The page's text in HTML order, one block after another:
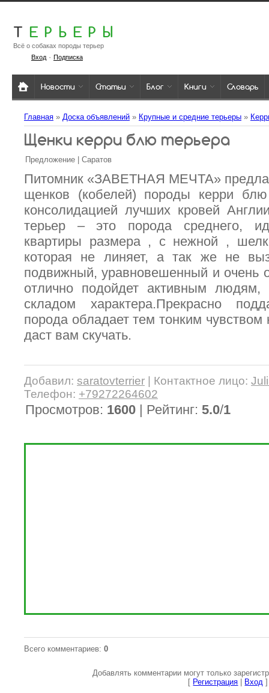
Т ЕРЬЕРЫ
Всё о собаках породы терьер
Вход· Подписка
Новости Статьи Блог Книги Словарь
Главная » Доска объявлений » Крупные и средние терьеры »
Щенки керри блю терьера
Предложение | Саратов
Питомник «ЗАВЕТНАЯ МЕЧТА»
щенков (кобелей) породы керри
консолидацией лучших кровей
терьер – это порода среднего,
квартиры размера , с нежной ,
которая не линяет, а так же не
подвижный, уравновешенный и очень
отлично подойдет активным
складом характера.Прекрасно
порода обладает тем тонким
даст вам скучать.
Добавил: saratovterrier Контактное лицо:
Телефон: +79272264602
Просмотров: 1600 | Рейтинг: 5.0/1
Всего комментариев: 0
Добавлять комментарии могут только
[ Регистрация Вход ]